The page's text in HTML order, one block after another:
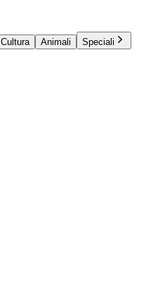
Cultura Animali
Speciali